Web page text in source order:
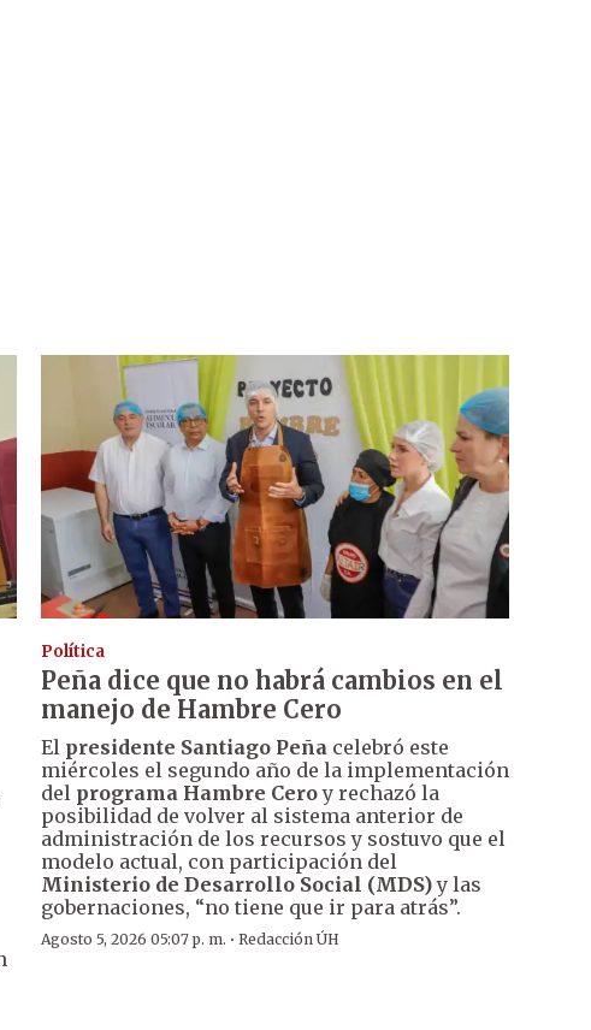
Política
Peña dice que no habrá cambios en el
manejo de Hambre Cero
El presidente Santiago Peña celebró este
miércoles el segundo año de la implementación
del programa Hambre Ceroy rechazó la
posibilidad de volver al sistema anterior de
administración de los recursos y sostuvo que el
modelo actual, con participación del
Ministerio de Desarrollo Social (MDS)y las
gobernaciones, “no tiene que ir para atrás”.
Agosto 5, 2026 05:07 p. m. · Redacción ÚH